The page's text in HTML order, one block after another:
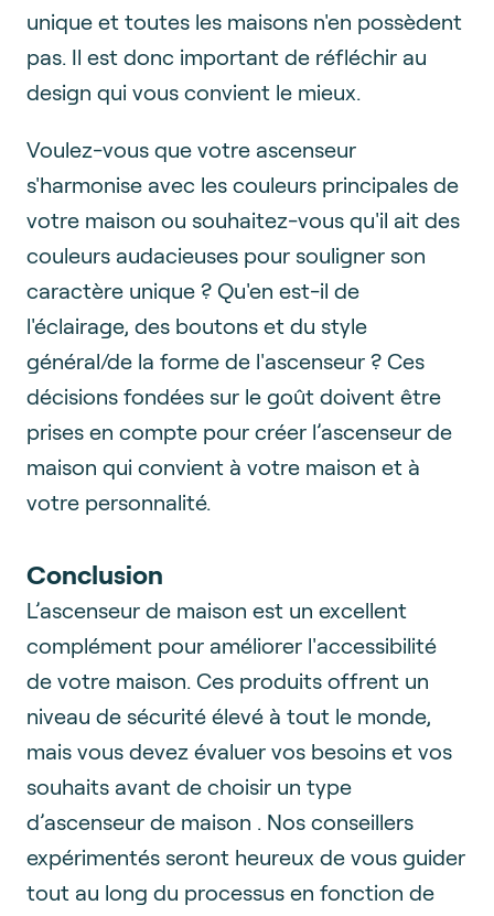
unique et toutes les maisons n'en possèdent
pas. Il est donc important de réfléchir au
design qui vous convient le mieux.
Voulez-vous que votre ascenseur
s'harmonise avec les couleurs principales de
votre maison ou souhaitez-vous qu'il ait des
couleurs audacieuses pour souligner son
caractère unique ? Qu'en est-il de
l'éclairage, des boutons et du style
général/de la forme de l'ascenseur ? Ces
décisions fondées sur le goût doivent être
prises en compte pour créer l’ascenseur de
maison qui convient à votre maison et à
votre personnalité.
Conclusion
L’ascenseur de maison est un excellent
complément pour améliorer l'accessibilité
de votre maison. Ces produits offrent un
niveau de sécurité élevé à tout le monde,
mais vous devez évaluer vos besoins et vos
souhaits avant de choisir un type
d’ascenseur de maison . Nos conseillers
expérimentés seront heureux de vous guider
tout au long du processus en fonction de